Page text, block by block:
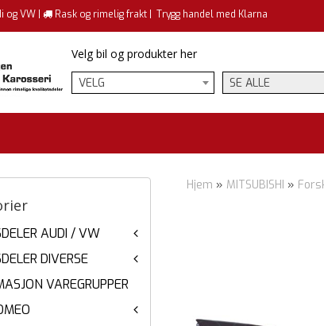
og VW | Rask og rimelig frakt | Trygg handel med Klarna
Velg bil og produkter her
VELG
SE ALLE
AUDI / VW
DIVERSE
VAREGRUPPER
Hjem » MITSUBISHI »